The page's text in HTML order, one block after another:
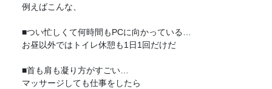
例えばこんな、
■つい忙しくて何時間もPCに向かっている…
お昼以外ではトイレ休憩も1日1回だけだ
■首も肩も凝り方がすごい…
マッサージしても仕事をしたら